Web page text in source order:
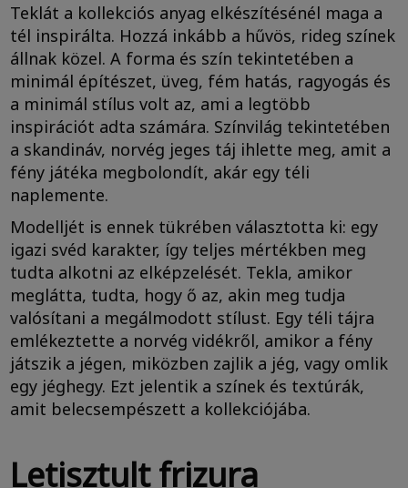
Teklát a kollekciós anyag elkészítésénél maga a
tél inspirálta. Hozzá inkább a hűvös, rideg színek
állnak közel. A forma és szín tekintetében a
minimál építészet, üveg, fém hatás, ragyogás és
a minimál stílus volt az, ami a legtöbb
inspirációt adta számára. Színvilág tekintetében
a skandináv, norvég jeges táj ihlette meg, amit a
fény játéka megbolondít, akár egy téli
naplemente.
Modelljét is ennek tükrében választotta ki: egy
igazi svéd karakter, így teljes mértékben meg
tudta alkotni az elképzelését. Tekla, amikor
meglátta, tudta, hogy ő az, akin meg tudja
valósítani a megálmodott stílust. Egy téli tájra
emlékeztette a norvég vidékről, amikor a fény
játszik a jégen, miközben zajlik a jég, vagy omlik
egy jéghegy. Ezt jelentik a színek és textúrák,
amit belecsempészett a kollekciójába.
Letisztult frizura